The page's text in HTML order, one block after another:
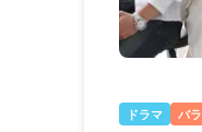
ドラマ バ